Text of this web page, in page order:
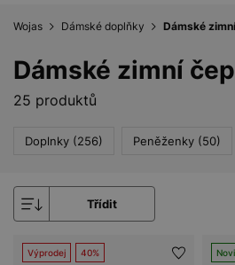
Wojas Dámské doplňky Dámské
Dámské zimní
25 produktů
Doplnky (256) Peněženky (50)
Třídit
Výprodej 40%